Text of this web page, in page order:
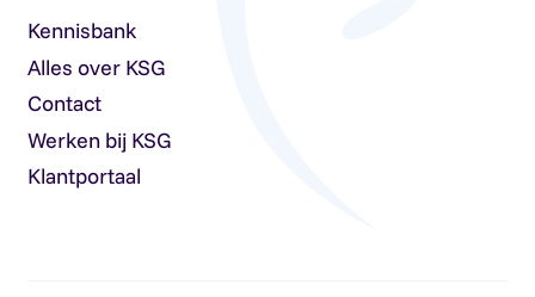
Kennisbank
Alles over KSG
Contact
Werken bij KSG
Klantportaal